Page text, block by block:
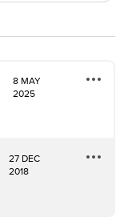
8 MAY
2025
27 DEC
2018